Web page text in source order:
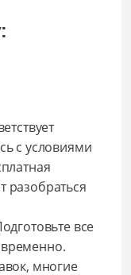
с условиями
разобраться
все
многие